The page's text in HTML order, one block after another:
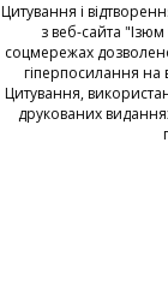
Цитування і
з веб-сайта
соцмережах
гіперпосилання на
Цитування,
друкованих